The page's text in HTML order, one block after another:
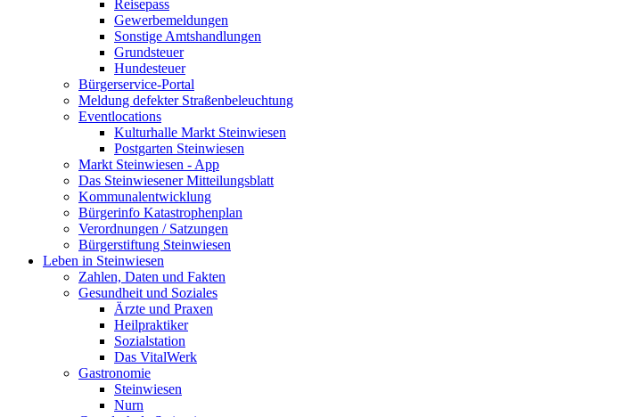
Reisepass
Gewerbemeldungen
Sonstige Amtshandlungen
Grundsteuer
Hundesteuer
Bürgerservice-Portal
Meldung defekter Straßenbeleuchtung
Eventlocations
Kulturhalle Markt Steinwiesen
Postgarten Steinwiesen
Markt Steinwiesen - App
Das Steinwiesener Mitteilungsblatt
Kommunalentwicklung
Bürgerinfo Katastrophenplan
Verordnungen / Satzungen
Bürgerstiftung Steinwiesen
Leben in Steinwiesen
Zahlen, Daten und Fakten
Gesundheit und Soziales
Ärzte und Praxen
Heilpraktiker
Sozialstation
Das VitalWerk
Gastronomie
Steinwiesen
Nurn